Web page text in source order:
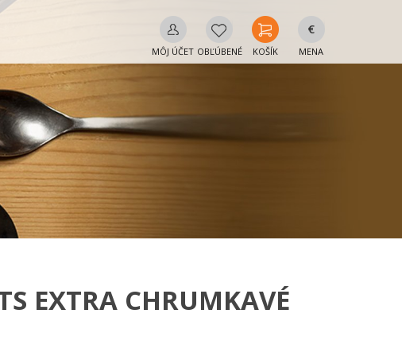
MÔJ ÚČET OBĽÚBENÉ KOŠÍK
€
MENA
EXTRA CHRUMKAVÉ